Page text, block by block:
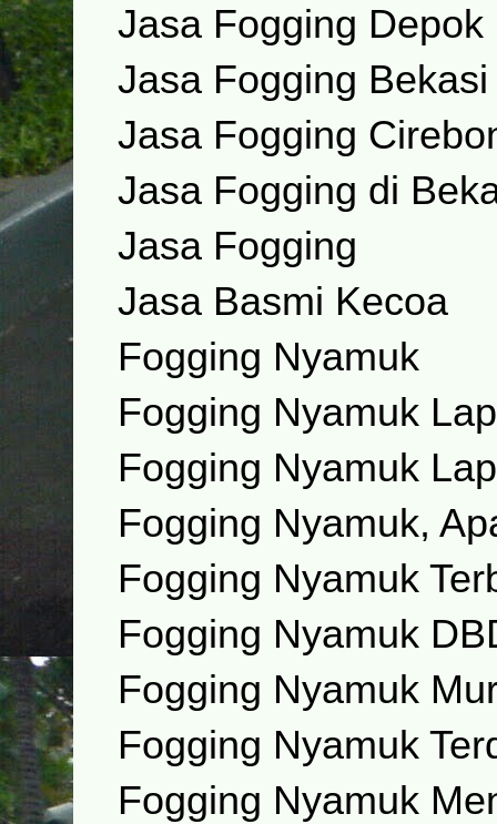
Jasa Fogging Depok
Jasa Fogging Bekasi
Jasa Fogging
Jasa Fogging di
Jasa Fogging
Jasa Basmi Kecoa
Fogging Nyamuk
Fogging Nyamuk
Fogging Nyamuk
Fogging Nyamuk,
Fogging Nyamuk
Fogging Nyamuk
Fogging Nyamuk
Fogging Nyamuk
Fogging Nyamuk